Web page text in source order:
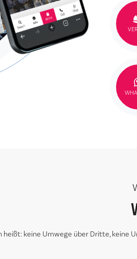
heißt: keine Umwege über Dritte, keine